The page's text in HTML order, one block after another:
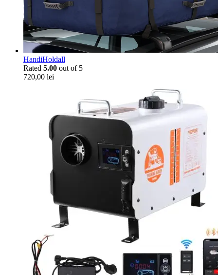
HandiHoldall
Rated 5.00 out of 5
720,00 lei